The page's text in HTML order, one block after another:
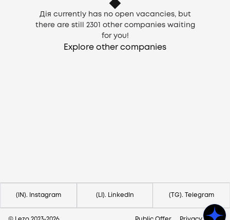
Дія currently has no open vacancies, but
there are still
2301
other companies waiting
for you!
Explore other companies
(IN). Instagram (LI). LinkedIn (TG). Telegram